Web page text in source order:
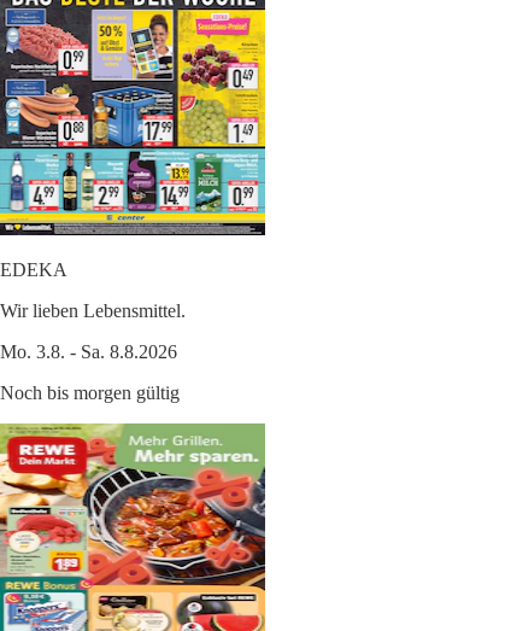
EDEKA
Wir lieben Lebensmittel.
Mo. 3.8. - Sa. 8.8.2026
Noch bis morgen gültig